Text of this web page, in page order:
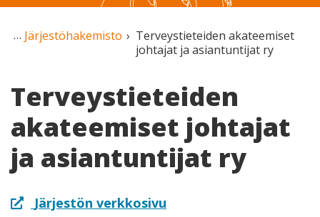
Järjestöhakemisto
Terveystieteiden akateemiset
johtajat ja asiantuntijat ry
Terveystieteiden
akateemiset johtajat
ja asiantuntijat ry
Järjestön verkkosivu